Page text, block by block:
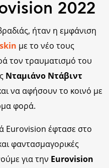
2022
ήταν η εμφάνιση
με το νέο τους
τον τραυματισμό του
Νταμιάνο Ντάβιντ
να αφήσουν το κοινό με
φορά.
Eurovision έφτασε στο
φαντασμαγορικές
για την Eurovision